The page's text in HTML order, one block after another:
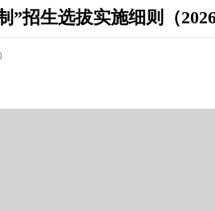
招生选拔实施细则（2026